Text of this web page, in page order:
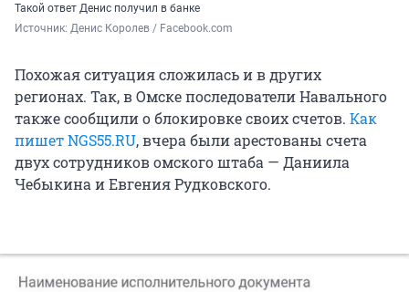
Такой ответ Денис получил в банке
Источник: Денис Королев / Facebook.com
Похожая ситуация сложилась и в других
регионах. Так, в Омске последователи Навального
также сообщили о блокировке своих счетов. Как
пишет NGS55.RU, вчера были арестованы счета
двух сотрудников омского штаба — Даниила
Чебыкина и Евгения Рудковского.